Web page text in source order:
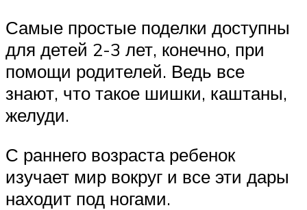
Самые простые поделки доступны
для детей 2-3 лет, конечно, при
помощи родителей. Ведь все
знают, что такое шишки, каштаны,
желуди.
С раннего возраста ребенок
изучает мир вокруг и все эти дары
находит под ногами.